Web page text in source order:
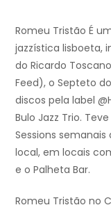
Romeu Tristão É
jazzística lisboeta,
do Ricardo
Feed), o Septeto
discos pela label
Bulo Jazz Trio.
Sessions
local, em locais
e o Palheta Bar.
Romeu Tristão no